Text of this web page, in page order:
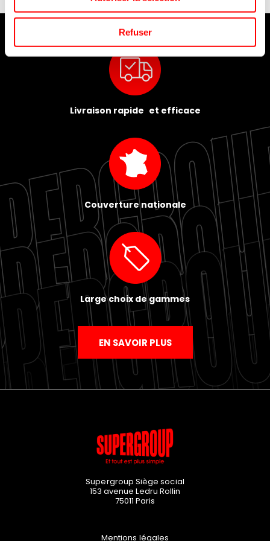
Refuser
Livraison rapide et efficace
Couverture nationale
Large choix de gammes
EN SAVOIR PLUS
Supergroup Siège social
153 avenue Ledru Rollin
75011 Paris
Mentions légales